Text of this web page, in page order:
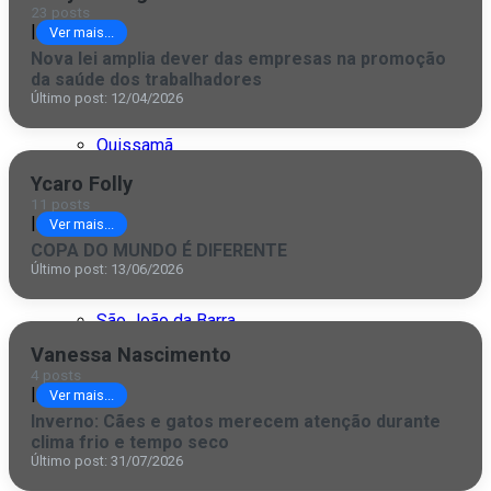
Itaperuna
Macaé
Quissamã
Rio de Janeiro
São Fidélis
São Francisco
São João da Barra
São Paulo
CDL pede solução para a falta de voos em
23 posts
| Ver mais...
Nova lei amplia dever das empresas na promoção
da saúde dos trabalhadores
Último post: 12/04/2026
Ycaro Folly
11 posts
| Ver mais...
COPA DO MUNDO É DIFERENTE
Último post: 13/06/2026
Vanessa Nascimento
4 posts
| Ver mais...
Inverno: Cães e gatos merecem atenção durante
clima frio e tempo seco
Último post: 31/07/2026